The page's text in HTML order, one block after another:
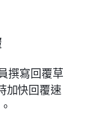
撰寫回覆草
加快回覆速